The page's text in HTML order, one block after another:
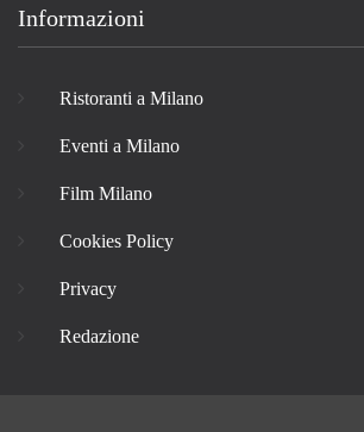
Informazioni
Ristoranti a Milano
Eventi a Milano
Film Milano
Cookies Policy
Privacy
Redazione